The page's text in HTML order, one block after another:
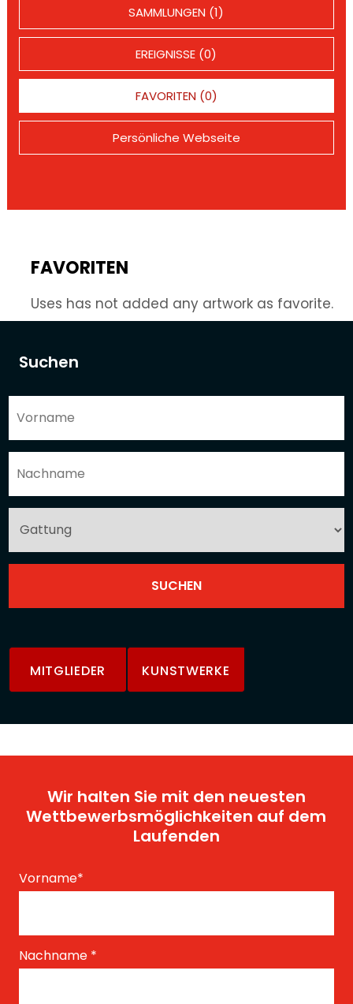
Suchen
MITGLIEDER KUNSTWERKE
SAMMLUNGEN (1)
EREIGNISSE (0)
FAVORITEN (0)
Persönliche Webseite
FAVORITEN
Uses has not added any artwork as favorite.
Wir halten Sie mit den neuesten
Wettbewerbsmöglichkeiten auf dem
Laufenden
Vorname*
Nachname *